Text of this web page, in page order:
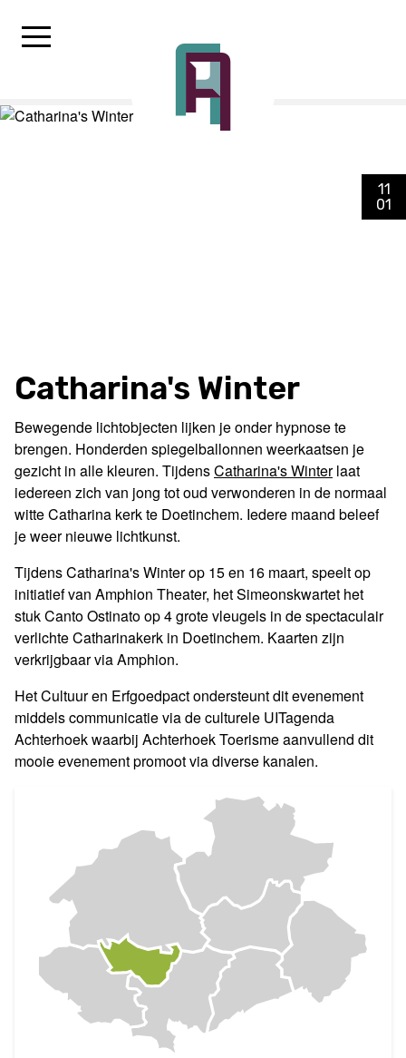
11
01
Catharina's Winter
Bewegende lichtobjecten lijken je onder hypnose te
brengen. Honderden spiegelballonnen weerkaatsen je
gezicht in alle kleuren. TijdensCatharina's Winterlaat
iedereen zich van jong tot oud verwonderen in de normaal
witte Catharina kerk te Doetinchem. Iedere maand beleef
je weer nieuwe lichtkunst.
Tijdens Catharina's Winter op 15 en 16 maart, speelt op
initiatief van Amphion Theater, het Simeonskwartet het
stuk Canto Ostinato op 4 grote vleugels in de spectaculair
verlichte Catharinakerk in Doetinchem. Kaarten zijn
verkrijgbaar via Amphion.
Het Cultuur en Erfgoedpact ondersteunt dit evenement
middels communicatie via de culturele UITagenda
Achterhoek waarbij Achterhoek Toerisme aanvullend dit
mooie evenement promoot via diverse kanalen.